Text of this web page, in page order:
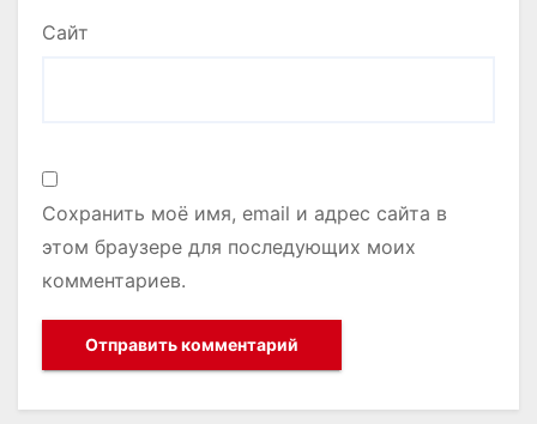
Сайт
Сохранить моё имя, email и адрес сайта в
этом браузере для последующих моих
комментариев.